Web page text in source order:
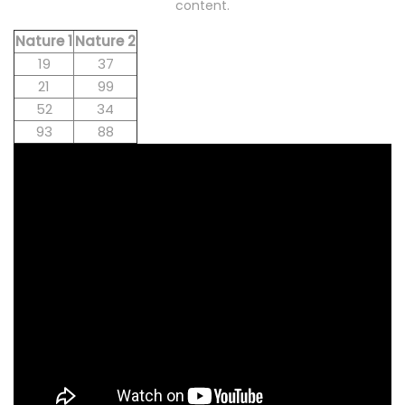
content.
Nature 1Nature 2
19
37
21
99
52
34
93
88